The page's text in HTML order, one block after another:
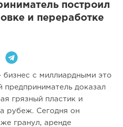
построил
и переработке
с миллиардными это
предприниматель доказал
грязный пластик и
рубеж. Сегодня он
гранул, аренде